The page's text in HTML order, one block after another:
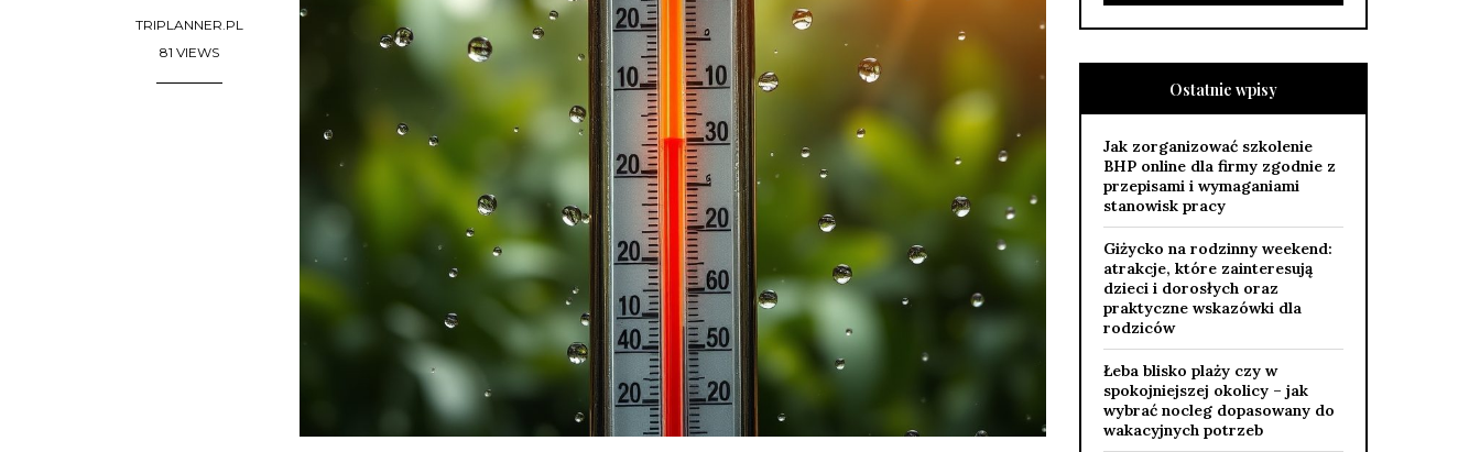
TRIPLANNER.PL
81 VIEWS
Ostatnie wpisy
Jak zorganizować szkolenie
BHP online dla firmy zgodnie z
przepisami i wymaganiami
stanowisk pracy
Giżycko na rodzinny weekend:
atrakcje, które zainteresują
dzieci i dorosłych oraz
praktyczne wskazówki dla
rodziców
Łeba blisko plaży czy w
spokojniejszej okolicy – jak
wybrać nocleg dopasowany do
wakacyjnych potrzeb